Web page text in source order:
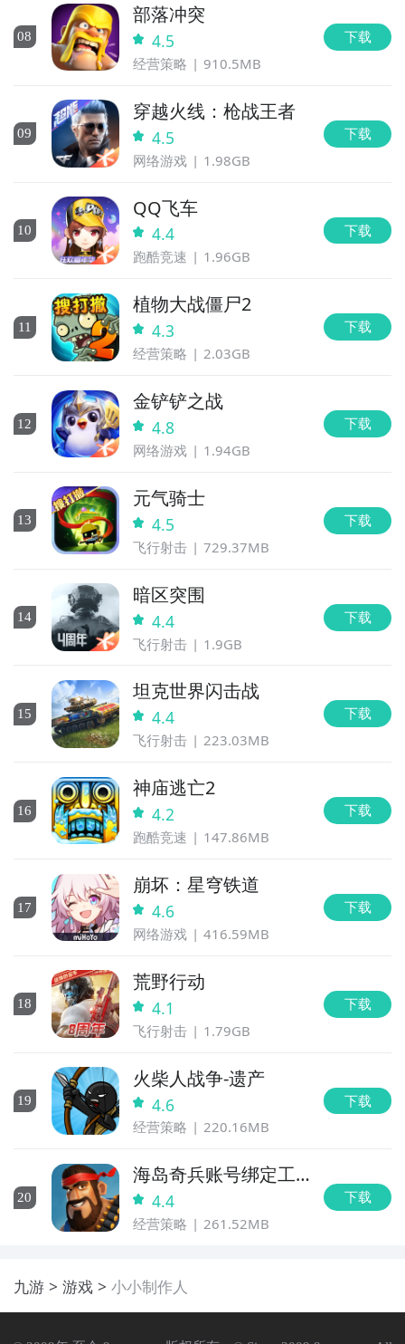
08
部落冲突
4.5
经营策略 910.5MB
下载
09
穿越火线：枪战王者
4.5
网络游戏 1.98GB
下载
10
QQ飞车
4.4
跑酷竞速 1.96GB
下载
11
植物大战僵尸2
4.3
经营策略 2.03GB
下载
12
金铲铲之战
4.8
网络游戏 1.94GB
下载
13
元气骑士
4.5
飞行射击 729.37MB
下载
14
暗区突围
4.4
飞行射击 1.9GB
下载
15
坦克世界闪击战
4.4
飞行射击 223.03MB
下载
16
神庙逃亡2
4.2
跑酷竞速 147.86MB
下载
17
崩坏：星穹铁道
4.6
网络游戏 416.59MB
下载
18
荒野行动
4.1
飞行射击 1.79GB
下载
19
火柴人战争-遗产
4.6
经营策略 220.16MB
下载
20
海岛奇兵账号绑定工
具 4.4
经营策略 261.52MB
下载
九游 游戏 小小制作人